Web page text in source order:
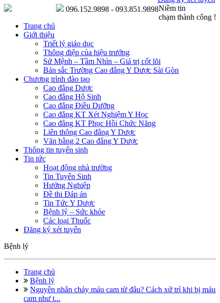
Niềm tin
chạm thành công !
096.152.9898 - 093.851.9898
Trang chủ
Giới thiệu
Triết lý giáo dục
Thông điệp của hiệu trưởng
Sứ Mệnh – Tầm Nhìn – Giá trị cốt lõi
Bản sắc Trường Cao đẳng Y Dược Sài Gòn
Chương trình đào tạo
Cao đẳng Dược
Cao đẳng Hộ Sinh
Cao đẳng Điều Dưỡng
Cao đẳng KT Xét Nghiệm Y Học
Cao đẳng KT Phục Hồi Chức Năng
Liên thông Cao đẳng Y Dược
Văn bằng 2 Cao đẳng Y Dược
Thông tin tuyển sinh
Tin tức
Hoạt động nhà trường
Tin Tuyển Sinh
Hướng Nghiệp
Đề thi Đáp án
Tin Tức Y Dược
Bệnh lý – Sức khỏe
Các loại Thuốc
Đăng ký xét tuyển
Bệnh lý
Trang chủ
Bệnh lý
Nguyên nhân chảy máu cam từ đâu? Cách xử trí khi bị máu
cam như t...